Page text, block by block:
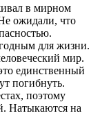
в мирном
ожидали, что
для жизни.
мир.
единственный
погибнуть.
поэтому
Натыкаются на